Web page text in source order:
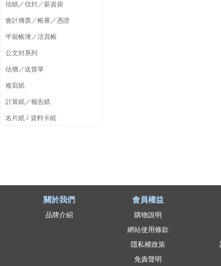
信紙／信封／薪資袋
會計傳票／帳冊／憑證
平裝帳簿／活頁帳
公文封系列
估價／送貨單
複寫紙
計算紙／報告紙
名片紙 / 資料卡紙
關於我們
品牌介紹
會員權益
購物說明
網站使用條款
隱私權政策
免責聲明